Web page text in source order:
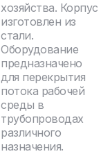
хозяйства. Корпус
изготовлен из
стали.
Оборудование
предназначено
для перекрытия
потока рабочей
среды в
трубопроводах
различного
назначения.